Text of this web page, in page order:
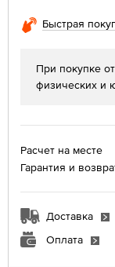
Быстрая
При покупке
физических и
Расчет на месте
Гарантия и
Доставка
Оплата